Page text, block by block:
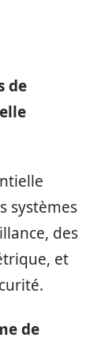
de
systèmes
des
et
de